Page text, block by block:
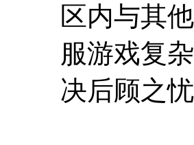
区内与其
服游戏复
决后顾之忧